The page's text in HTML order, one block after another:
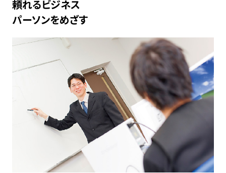
頼れるビジネス
パーソンをめざす